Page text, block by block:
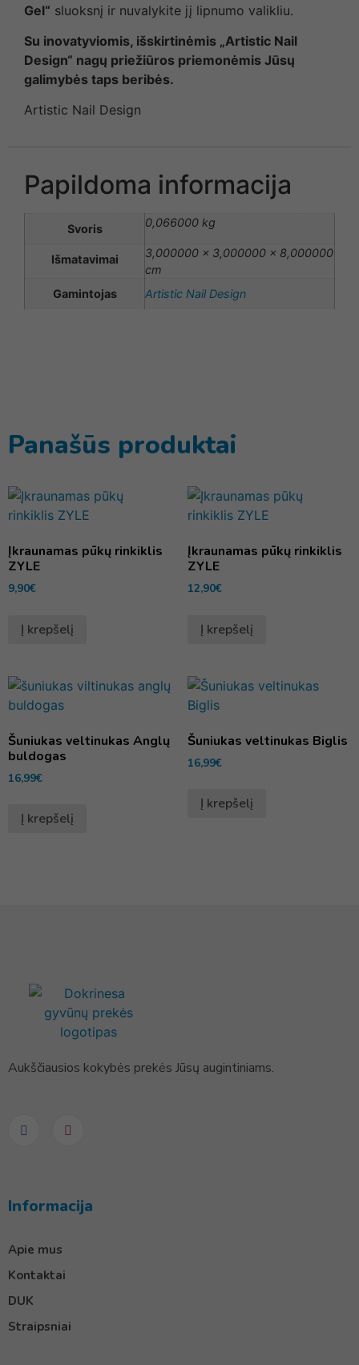
Gel“ sluoksnį ir nuvalykite jį lipnumo valikliu.
Su inovatyviomis, išskirtinėmis „Artistic Nail
Design“ nagų priežiūros priemonėmis Jūsų
galimybės taps beribės.
Artistic Nail Design
Papildoma informacija
Svoris 0,066000 kg
Išmatavimai
3,000000 × 3,000000 × 8,000000
cm
Gamintojas
Artistic Nail Design
Panašūs produktai
Įkraunamas pūkų rinkiklis
ZYLE
9,90€
Į krepšelį
Įkraunamas pūkų rinkiklis
ZYLE
12,90€
Į krepšelį
Šuniukas veltinukas Anglų
buldogas
16,99€
Į krepšelį
Šuniukas veltinukas Biglis
16,99€
Į krepšelį
Aukščiausios kokybės prekės Jūsų augintiniams.
Informacija
Apie mus
Kontaktai
DUK
Straipsniai